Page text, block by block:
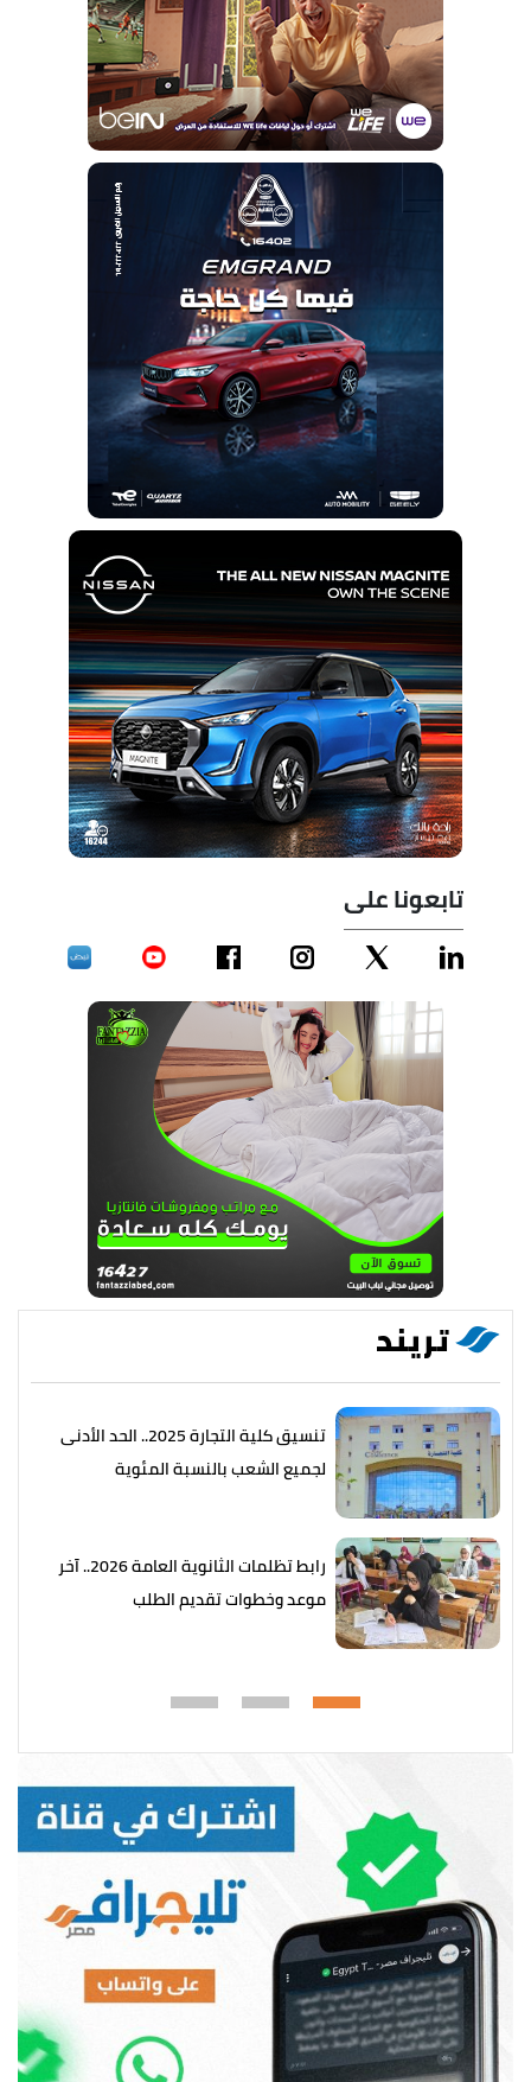
تابعونا على
تريند
تنسيق كلية التجارة 2025.. الحد الأدنى
لجميع الشعب بالنسبة المئوية
رابط تظلمات الثانوية العامة 2026.. آخر
موعد وخطوات تقديم الطلب